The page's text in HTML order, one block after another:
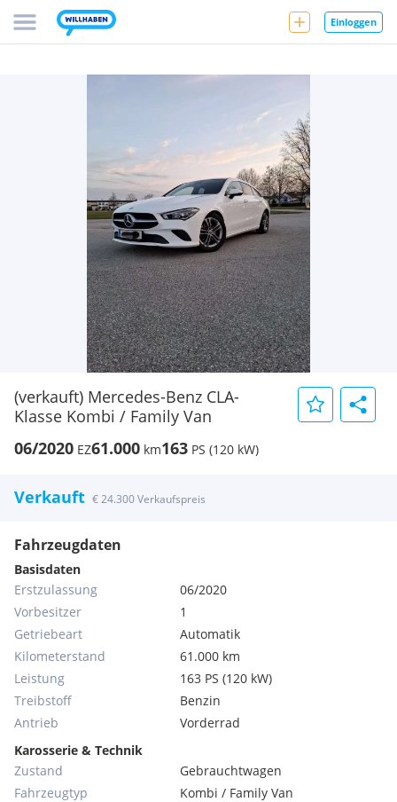
Einloggen
(verkauft) Mercedes-Benz CLA-
Klasse Kombi / Family Van
06/2020 EZ61.000 km163 PS (120 kW)
Verkauft € 24.300 Verkaufspreis
Fahrzeugdaten
Basisdaten
Erstzulassung
06/2020
Vorbesitzer
1
Getriebeart
Automatik
Kilometerstand
61.000 km
Leistung
163 PS (120 kW)
Treibstoff
Benzin
Antrieb
Vorderrad
Karosserie & Technik
Zustand
Gebrauchtwagen
Fahrzeugtyp
Kombi / Family Van